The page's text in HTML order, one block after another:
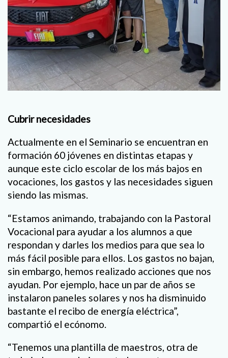
Cubrir necesidades
Actualmente en el Seminario se encuentran en
formación 60 jóvenes en distintas etapas y
aunque este ciclo escolar de los más bajos en
vocaciones, los gastos y las necesidades siguen
siendo las mismas.
“Estamos animando, trabajando con la Pastoral
Vocacional para ayudar a los alumnos a que
respondan y darles los medios para que sea lo
más fácil posible para ellos. Los gastos no bajan,
sin embargo, hemos realizado acciones que nos
ayudan. Por ejemplo, hace un par de años se
instalaron paneles solares y nos ha disminuido
bastante el recibo de energía eléctrica”,
compartió el ecónomo.
“Tenemos una plantilla de maestros, otra de